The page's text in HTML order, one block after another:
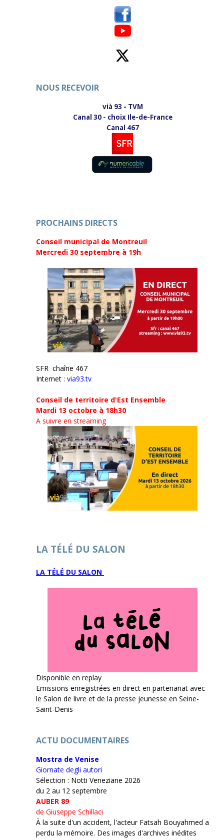
NOUS RECEVOIR
vià 93 - TVM
Canal 30 - choix Ile-de-France
Canal 467
PROCHAINS DIRECTS
Conseil municipal de Montreuil
Mercredi 30 septembre à 19h
SFR chaîne 467
Internet : via93.tv
Conseil de territoire d'Est Ensemble
Mardi 13 octobre à 18h30
A suivre en streaming
LA TÉLÉ DU SALON
LA TÉLÉ DU SALON
Disponible en replay
Emissions enregistrées en direct en partenariat avec
le Salon de livre et de la presse jeunesse en Seine-
Saint-Denis
ACTU DOCUMENTAIRES
Mostra de Venise
Giornate degli autori
Sélection : Notti Veneziane 2026
du 2 au 12 septembre
AUBER 89
de Giuseppe Schillaci
À la suite d'un accident, l'acteur Fatsah Bouyahmed a
perdu la mémoire. Des images d'archives inédites